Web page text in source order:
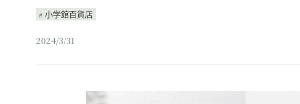
小学館百貨店
2024/3/31